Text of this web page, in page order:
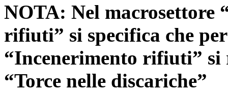
NOTA: Nel macrosettore
rifiuti” si specifica che
“Incenerimento rifiuti”
“Torce nelle discariche”